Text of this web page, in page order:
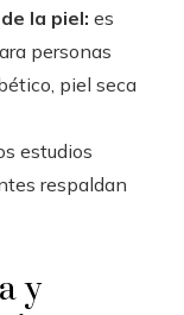
la piel: es
personas
piel seca
estudios
respaldan
y